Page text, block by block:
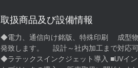
取扱商品及び設備情報
◆電力、通信向け銘版、特殊印刷 成型
発致します。 設計～社内加工まで対応可
◆ラテックスインクジェット導入 ■UVイ